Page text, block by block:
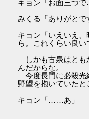
キョン「お面三つ
みくる「ありがとで
キョン「いえいえ
ら。これくらい良い
しかも古泉はとも
んだからな。
今度長門に必殺光
野望を抱いていたと
キョン「……あ」